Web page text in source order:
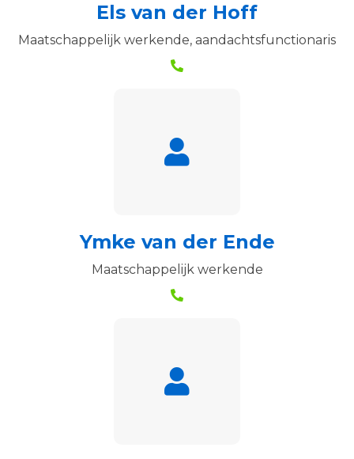
Els van der Hoff
Maatschappelijk werkende, aandachtsfunctionaris
Ymke van der Ende
Maatschappelijk werkende